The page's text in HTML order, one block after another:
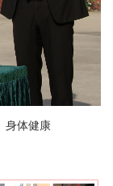
身体健康